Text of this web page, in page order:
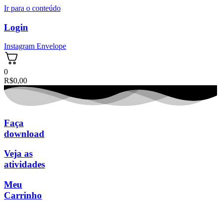
Ir para o conteúdo
Login
Instagram Envelope
0
R$0,00
Faça
download
Veja as
atividades
Meu
Carrinho